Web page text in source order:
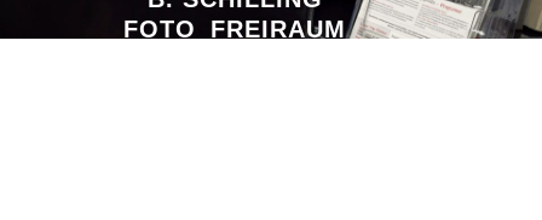
FOTO_FREIRAUM